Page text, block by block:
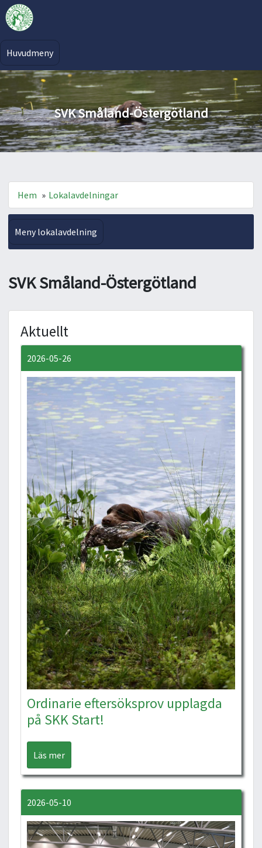
Huvudmeny
SVK Småland-Östergötland
Hem » Lokalavdelningar
Meny lokalavdelning
SVK Småland-Östergötland
Aktuellt
2026-05-26
Ordinarie eftersöksprov upplagda
på SKK Start!
Läs mer
2026-05-10